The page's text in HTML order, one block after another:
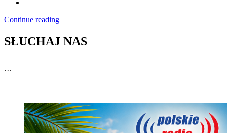
Continue reading
SŁUCHAJ NAS
```